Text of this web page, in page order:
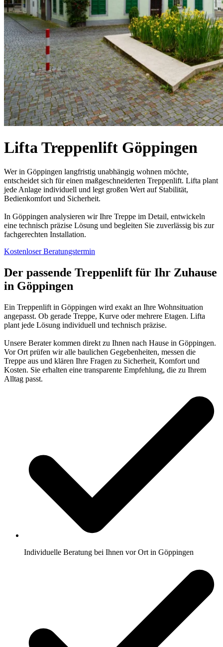
Lifta Treppenlift Göppingen
Wer in Göppingen langfristig unabhängig wohnen möchte,
entscheidet sich für einen maßgeschneiderten Treppenlift. Lifta plant
jede Anlage individuell und legt großen Wert auf Stabilität,
Bedienkomfort und Sicherheit.
In Göppingen analysieren wir Ihre Treppe im Detail, entwickeln
eine technisch präzise Lösung und begleiten Sie zuverlässig bis zur
fachgerechten Installation.
Kostenloser Beratungstermin
Der passende Treppenlift für Ihr Zuhause
in Göppingen
Ein Treppenlift in Göppingen wird exakt an Ihre Wohnsituation
angepasst. Ob gerade Treppe, Kurve oder mehrere Etagen. Lifta
plant jede Lösung individuell und technisch präzise.
Unsere Berater kommen direkt zu Ihnen nach Hause in Göppingen.
Vor Ort prüfen wir alle baulichen Gegebenheiten, messen die
Treppe aus und klären Ihre Fragen zu Sicherheit, Komfort und
Kosten. Sie erhalten eine transparente Empfehlung, die zu Ihrem
Alltag passt.
Individuelle Beratung bei Ihnen vor Ort in Göppingen